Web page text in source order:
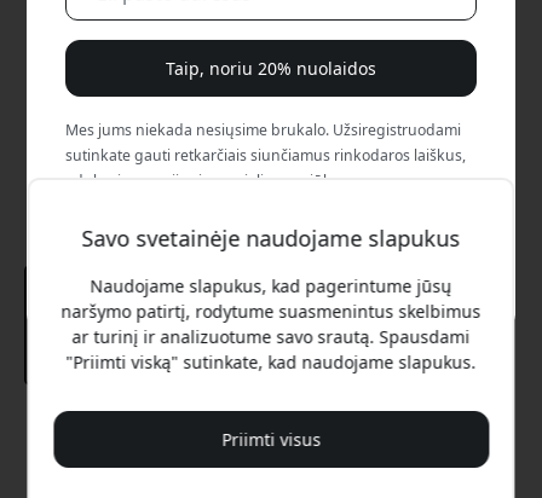
Rekomenduojama kaina
39.99 EUR
Savo svetainėje naudojame slapukus
Naudojame slapukus, kad pagerintume jūsų
naršymo patirtį, rodytume suasmenintus skelbimus
ar turinį ir analizuotume savo srautą. Spausdami
"Priimti viską" sutinkate, kad naudojame slapukus.
Priimti visus
Taip, noriu 20% nuolaidos
Mes jums niekada nesiųsime brukalo. Užsiregistruodami
sutinkate gauti retkarčiais siunčiamus rinkodaros laiškus,
edukacines serijas ir specialius pasiūlymus.
Ne, aš verčiau mokėčiau visą kainą.